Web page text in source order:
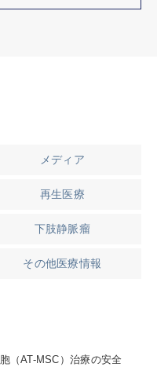
メディア
再生医療
下肢静脈瘤
その他医療情報
（AT-MSC）治療の安全